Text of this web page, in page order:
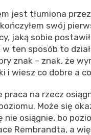
jest tłu­mio­na
swój
jaką sobie
w ten spo­sób to
znak – znak, że
i wiesz co dobre a
praca na rzecz
Może się
nie osią­gnie, bo
Rem­brand­ta, a